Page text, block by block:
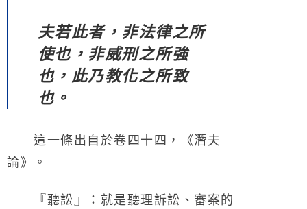
夫若此者，非法律之所
使也，非威刑之所強
也，此乃教化之所致
也。
這一條出自於卷四十四，《潛夫
論》。
『聽訟』：就是聽理訴訟、審案的